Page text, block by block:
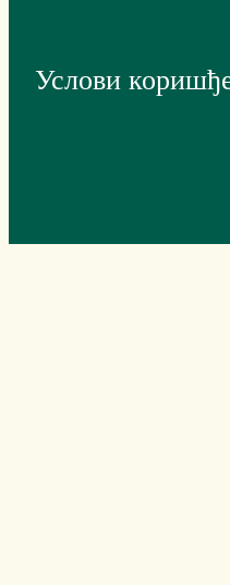
Услови